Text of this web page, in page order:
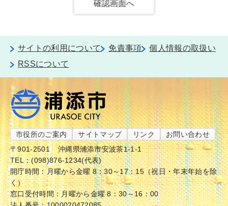
サイトの利用について 免責事項
個人情報の取扱い
RSSについて
市役所のご案内 サイトマップ リンク
お問い合わせ
〒901-2501
沖縄県浦添市安波茶1-1-1
TEL：(098)876-1234(代表)
開庁時間：月曜から金曜 8：30～17：15（祝日・年末年始を除
く）
窓口受付時間：月曜から金曜 8：30～16：00